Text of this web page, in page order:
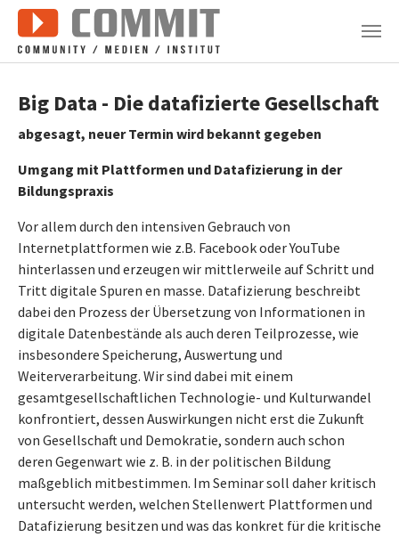
Zum Hauptinhalt springen
Big Data - Die datafizierte Gesellschaft
abgesagt, neuer Termin wird bekannt gegeben
Umgang mit Plattformen und Datafizierung in der
Bildungspraxis
Vor allem durch den intensiven Gebrauch von
Internetplattformen wie z.B. Facebook oder YouTube
hinterlassen und erzeugen wir mittlerweile auf Schritt und
Tritt digitale Spuren en masse. Datafizierung beschreibt
dabei den Prozess der Übersetzung von Informationen in
digitale Datenbestände als auch deren Teilprozesse, wie
insbesondere Speicherung, Auswertung und
Weiterverarbeitung. Wir sind dabei mit einem
gesamtgesellschaftlichen Technologie- und Kulturwandel
konfrontiert, dessen Auswirkungen nicht erst die Zukunft
von Gesellschaft und Demokratie, sondern auch schon
deren Gegenwart wie z. B. in der politischen Bildung
maßgeblich mitbestimmen. Im Seminar soll daher kritisch
untersucht werden, welchen Stellenwert Plattformen und
Datafizierung besitzen und was das konkret für die kritische